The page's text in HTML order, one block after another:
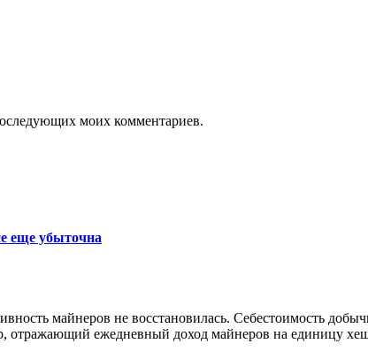
моих комментариев.
еще убыточна
майнеров не восстановилась. Себестоимость
ежедневный доход майнеров на единицу